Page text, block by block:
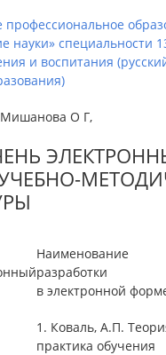
профессиональное
науки» специальности
и воспитания
О Г,
Наименование
разработки
в электронной
1. Коваль, А.П.
практика обучения